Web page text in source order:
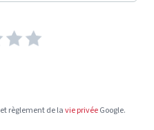
et règlement de lavie privéeGoogle.